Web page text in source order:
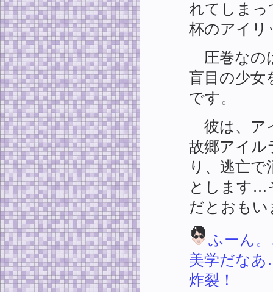
れてしま
杯のアイ
圧巻なの
盲目の少女
です。
彼は、ア
故郷アイル
り、逃亡
とします…
だとおもい
ふーん
美学だな
炸裂！